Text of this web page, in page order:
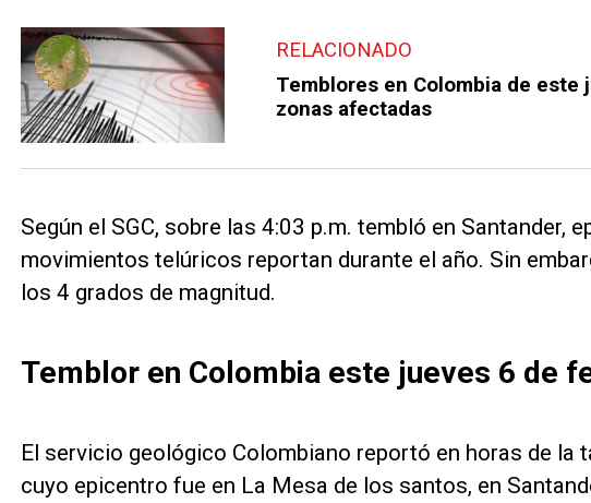
RELACIONADO
Temblores en Colombia de este
zonas afectadas
Según el SGC, sobre las 4:03 p.m. tembló en Santander,
movimientos telúricos reportan durante el año. Sin
los 4 grados de magnitud.
Temblor en Colombia este jueves 6 de
El servicio geológico Colombiano reportó en horas de la
cuyo epicentro fue en La Mesa de los santos, en